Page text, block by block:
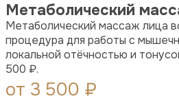
Метаболический
Метаболический массаж лица
процедура для работы с
локальной отёчностью и
500 ₽.
от 3 500 ₽